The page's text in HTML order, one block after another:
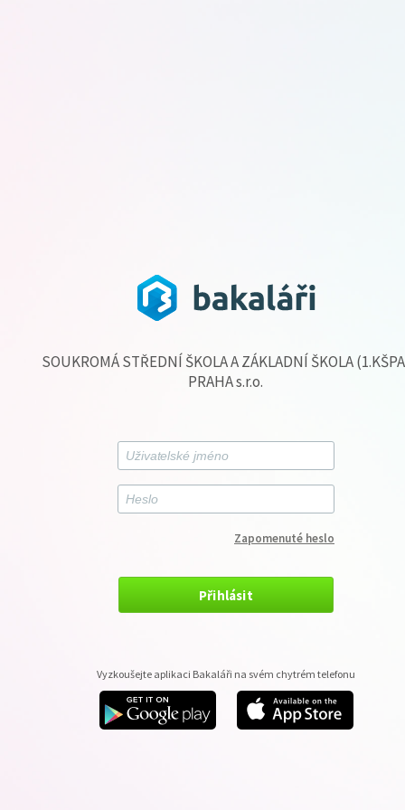
SOUKROMÁ STŘEDNÍ ŠKOLA A ZÁKLADNÍ ŠKOLA
PRAHA s.r.o.
Zapomenuté heslo
Přihlásit
Vyzkoušejte aplikaci Bakaláři na svém chytrém telefonu